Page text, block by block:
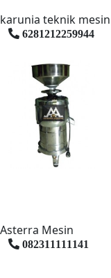
karunia teknik mesin
6281212259944
Asterra Mesin
082311111141